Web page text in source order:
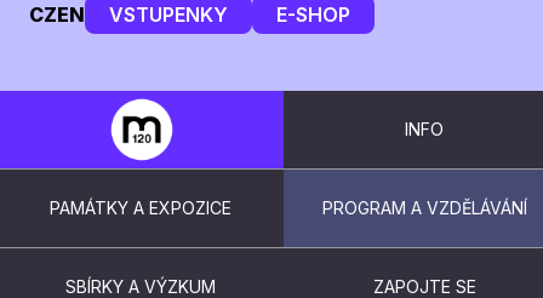
CZEN VSTUPENKY E-SHOP
INFO
PAMÁTKY A EXPOZICE PROGRAM A VZDĚLÁVÁNÍ
SBÍRKY A VÝZKUM ZAPOJTE SE